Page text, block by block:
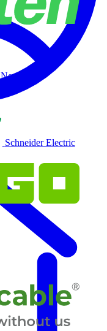
Nexans
Schneider Electric